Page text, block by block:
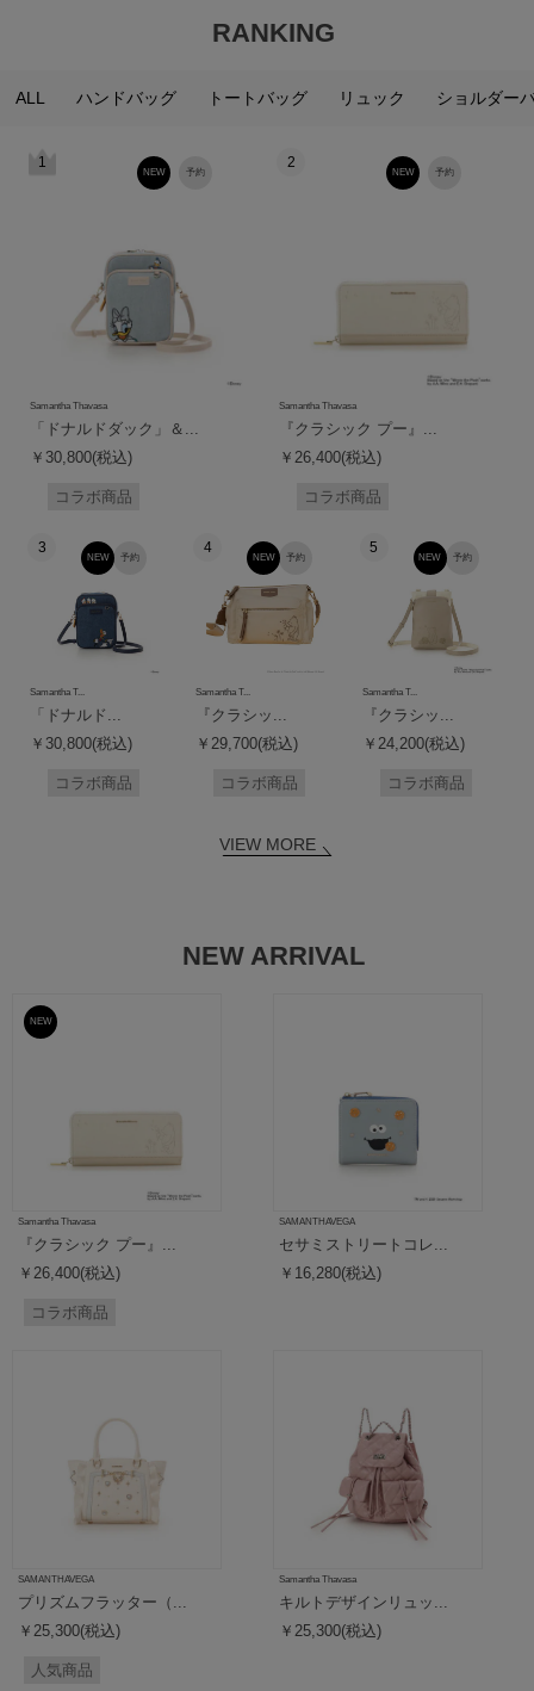
RANKING
ALL ハンドバッグ トートバッグ リュック ショルダー
1
予約
NEW
Samantha Thavasa
「ドナルドダック」＆...
￥30,800(税込)
コラボ商品
2
予約
NEW
Samantha Thavasa
『クラシック プー』...
￥26,400(税込)
コラボ商品
3
予約
NEW
Samantha T...
「ドナルド...
￥30,800(税込)
コラボ商品
4
予約
NEW
Samantha T...
『クラシッ...
￥29,700(税込)
コラボ商品
5
予約
NEW
Samantha T...
『クラシッ...
￥24,200(税込)
コラボ商品
VIEW MORE
NEW ARRIVAL
予約
NEW
Samantha Thavasa
『クラシック プー』...
￥26,400(税込)
コラボ商品
SAMANTHAVEGA
セサミストリートコレ...
￥16,280(税込)
SAMANTHAVEGA
プリズムフラッター（...
￥25,300(税込)
人気商品
Samantha Thavasa
キルトデザインリュッ...
￥25,300(税込)